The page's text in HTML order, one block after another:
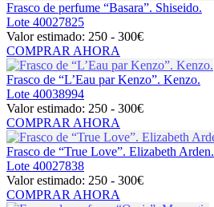
Frasco de perfume “Basara”. Shiseido.
Lote 40027825
Valor estimado: 250 - 300€
COMPRAR AHORA
Frasco de “L’Eau par Kenzo”. Kenzo.
Lote 40038994
Valor estimado: 250 - 300€
COMPRAR AHORA
Frasco de “True Love”. Elizabeth Arden.
Lote 40027838
Valor estimado: 250 - 300€
COMPRAR AHORA